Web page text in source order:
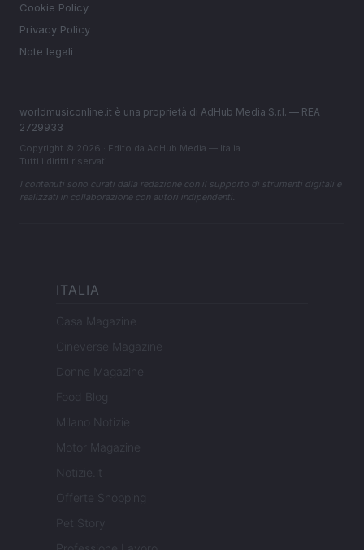
Cookie Policy
Privacy Policy
Note legali
worldmusiconline.it è una proprietà di AdHub Media S.r.l. — REA
2729933
Copyright © 2026 · Edito da AdHub Media — Italia
Tutti i diritti riservati
I contenuti sono curati dalla redazione con il supporto di strumenti digitali e
realizzati in collaborazione con autori indipendenti.
ITALIA
Casa Magazine
Cineverse Magazine
Donne Magazine
Food Blog
Milano Notizie
Motor Magazine
Notizie.it
Offerte Shopping
Pet Story